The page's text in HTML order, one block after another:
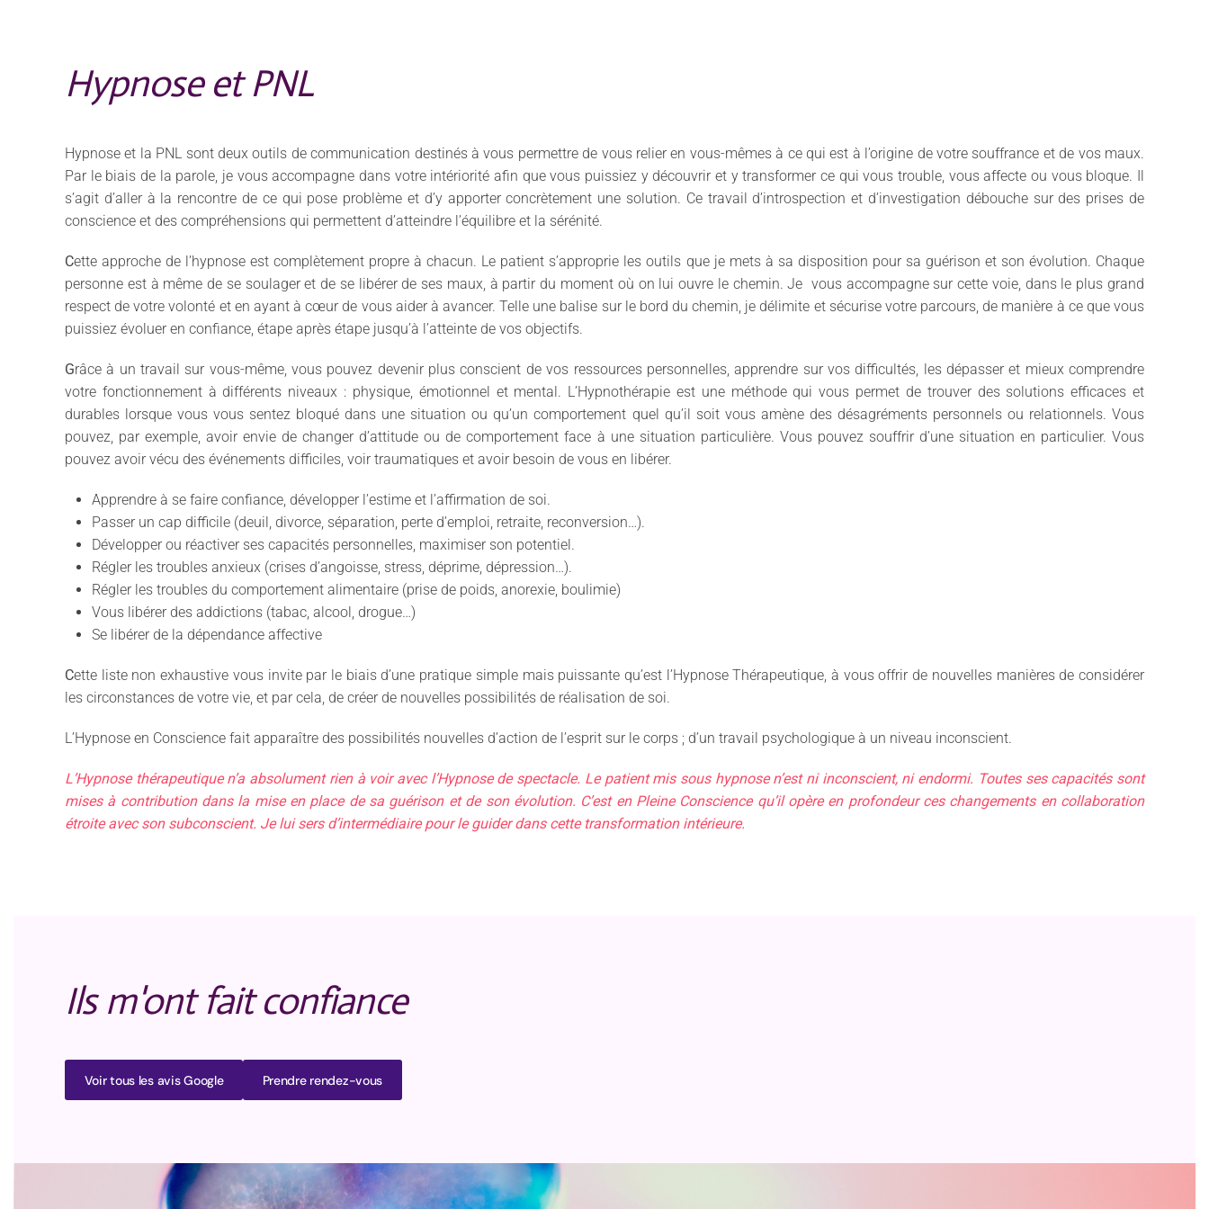
Hypnose et PNL
Hypnose et la PNL sont deux outils de communication destinés à vous permettre de vous relier en vous-mêmes à ce qui est à l’origine de votre souffrance et de vos maux.
Par le biais de la parole, je vous accompagne dans votre intériorité afin que vous puissiez y découvrir et y transformer ce qui vous trouble, vous affecte ou vous bloque. Il
s’agit d’aller à la rencontre de ce qui pose problème et d’y apporter concrètement une solution. Ce travail d’introspection et d’investigation débouche sur des prises de
conscience et des compréhensions qui permettent d’atteindre l’équilibre et la sérénité.
Cette approche de l’hypnose est complètement propre à chacun. Le patient s’approprie les outils que je mets à sa disposition pour sa guérison et son évolution. Chaque
personne est à même de se soulager et de se libérer de ses maux, à partir du moment où on lui ouvre le chemin. Je vous accompagne sur cette voie, dans le plus grand
respect de votre volonté et en ayant à cœur de vous aider à avancer. Telle une balise sur le bord du chemin, je délimite et sécurise votre parcours, de manière à ce que vous
puissiez évoluer en confiance, étape après étape jusqu’à l’atteinte de vos objectifs.
Grâce à un travail sur vous-même, vous pouvez devenir plus conscient de vos ressources personnelles, apprendre sur vos difficultés, les dépasser et mieux comprendre
votre fonctionnement à différents niveaux : physique, émotionnel et mental. L’Hypnothérapie est une méthode qui vous permet de trouver des solutions efficaces et
durables lorsque vous vous sentez bloqué dans une situation ou qu’un comportement quel qu’il soit vous amène des désagréments personnels ou relationnels. Vous
pouvez, par exemple, avoir envie de changer d’attitude ou de comportement face à une situation particulière. Vous pouvez souffrir d’une situation en particulier. Vous
pouvez avoir vécu des événements difficiles, voir traumatiques et avoir besoin de vous en libérer.
Apprendre à se faire confiance, développer l’estime et l’affirmation de soi.
Passer un cap difficile (deuil, divorce, séparation, perte d’emploi, retraite, reconversion…).
Développer ou réactiver ses capacités personnelles, maximiser son potentiel.
Régler les troubles anxieux (crises d’angoisse, stress, déprime, dépression…).
Régler les troubles du comportement alimentaire (prise de poids, anorexie, boulimie)
Vous libérer des addictions (tabac, alcool, drogue…)
Se libérer de la dépendance affective
Cette liste non exhaustive vous invite par le biais d’une pratique simple mais puissante qu’est l’Hypnose Thérapeutique, à vous offrir de nouvelles manières de considérer
les circonstances de votre vie, et par cela, de créer de nouvelles possibilités de réalisation de soi.
L’Hypnose en Conscience fait apparaître des possibilités nouvelles d’action de l’esprit sur le corps ; d’un travail psychologique à un niveau inconscient.
L’Hypnose thérapeutique n’a absolument rien à voir avec l’Hypnose de spectacle. Le patient mis sous hypnose n’est ni inconscient, ni endormi. Toutes ses capacités sont
mises à contribution dans la mise en place de sa guérison et de son évolution. C’est en Pleine Conscience qu’il opère en profondeur ces changements en collaboration
étroite avec son subconscient. Je lui sers d’intermédiaire pour le guider dans cette transformation intérieure.
Ils m'ont fait confiance
Voir tous les avis Google Prendre rendez-vous